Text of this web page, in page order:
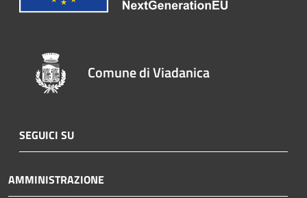
Comune di Viadanica
SEGUICI SU
AMMINISTRAZIONE